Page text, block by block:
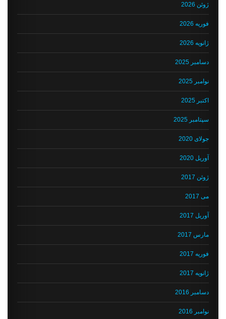
ژوئن 2026
فوریه 2026
ژانویه 2026
دسامبر 2025
نوامبر 2025
اکتبر 2025
سپتامبر 2025
جولای 2020
آوریل 2020
ژوئن 2017
می 2017
آوریل 2017
مارس 2017
فوریه 2017
ژانویه 2017
دسامبر 2016
نوامبر 2016